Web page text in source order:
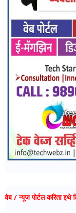
वेब / न्यूज पोर्टल करिता